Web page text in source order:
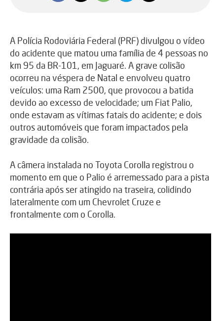
A Polícia Rodoviária Federal (PRF) divulgou o vídeo
do acidente que matou uma família de 4 pessoas no
km 95 da BR-101, em Jaguaré. A grave colisão
ocorreu na véspera de Natal e envolveu quatro
veículos: uma Ram 2500, que provocou a batida
devido ao excesso de velocidade; um Fiat Palio,
onde estavam as vítimas fatais do acidente; e dois
outros automóveis que foram impactados pela
gravidade da colisão.
A câmera instalada no Toyota Corolla registrou o
momento em que o Palio é arremessado para a pista
contrária após ser atingido na traseira, colidindo
lateralmente com um Chevrolet Cruze e
frontalmente com o Corolla.